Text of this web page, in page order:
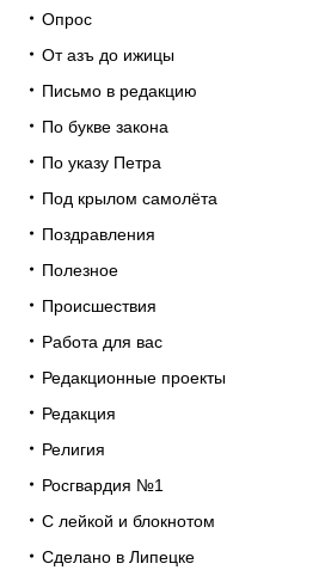
Опрос
От азъ до ижицы
Письмо в редакцию
По букве закона
По указу Петра
Под крылом самолёта
Поздравления
Полезное
Происшествия
Работа для вас
Редакционные проекты
Редакция
Религия
Росгвардия №1
С лейкой и блокнотом
Сделано в Липецке